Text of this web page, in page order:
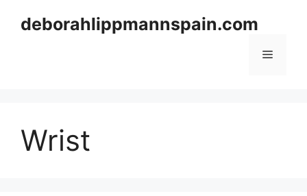
deborahlippmannspain.com
Menu
Wrist